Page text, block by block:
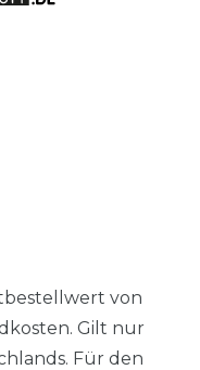
von
Gilt nur
Für den